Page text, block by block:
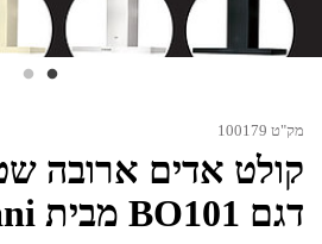
מק"ט 100179
דגם BO101 מבית Bompani